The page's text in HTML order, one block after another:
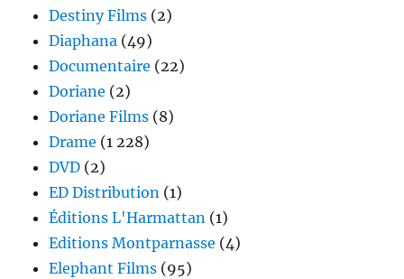
Destiny Films (2)
Diaphana (49)
Documentaire (22)
Doriane (2)
Doriane Films (8)
Drame (1 228)
DVD (2)
ED Distribution (1)
Éditions L'Harmattan (1)
Editions Montparnasse (4)
Elephant Films (95)